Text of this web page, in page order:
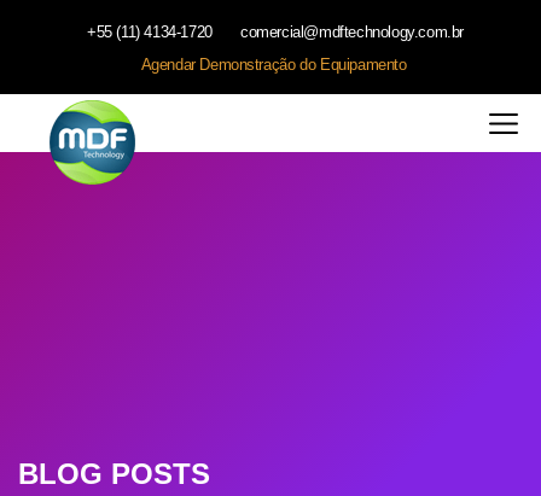
+55 (11) 4134-1720
comercial@mdftechnology.com.br
Agendar Demonstração do Equipamento
BLOG POSTS